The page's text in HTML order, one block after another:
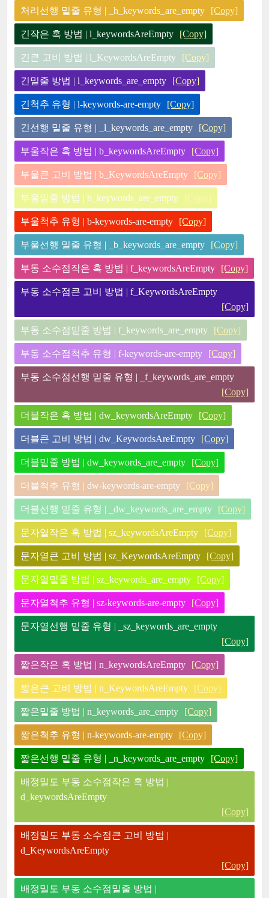
처리선행 밑줄 유형 | _h_keywords_are_empty [Copy]
긴작은 혹 방법 | l_keywordsAreEmpty [Copy]
긴큰 고비 방법 | l_KeywordsAreEmpty [Copy]
긴밑줄 방법 | l_keywords_are_empty [Copy]
긴척추 유형 | l-keywords-are-empty [Copy]
긴선행 밑줄 유형 | _l_keywords_are_empty [Copy]
부울작은 혹 방법 | b_keywordsAreEmpty [Copy]
부울큰 고비 방법 | b_KeywordsAreEmpty [Copy]
부울밑줄 방법 | b_keywords_are_empty [Copy]
부울척추 유형 | b-keywords-are-empty [Copy]
부울선행 밑줄 유형 | _b_keywords_are_empty [Copy]
부동 소수점작은 혹 방법 | f_keywordsAreEmpty [Copy]
부동 소수점큰 고비 방법 | f_KeywordsAreEmpty
[Copy]
부동 소수점밑줄 방법 | f_keywords_are_empty [Copy]
부동 소수점척추 유형 | f-keywords-are-empty [Copy]
부동 소수점선행 밑줄 유형 | _f_keywords_are_empty
[Copy]
더블작은 혹 방법 | dw_keywordsAreEmpty [Copy]
더블큰 고비 방법 | dw_KeywordsAreEmpty [Copy]
더블밑줄 방법 | dw_keywords_are_empty [Copy]
더블척추 유형 | dw-keywords-are-empty [Copy]
더블선행 밑줄 유형 | _dw_keywords_are_empty [Copy]
문자열작은 혹 방법 | sz_keywordsAreEmpty [Copy]
문자열큰 고비 방법 | sz_KeywordsAreEmpty [Copy]
문자열밑줄 방법 | sz_keywords_are_empty [Copy]
문자열척추 유형 | sz-keywords-are-empty [Copy]
문자열선행 밑줄 유형 | _sz_keywords_are_empty
[Copy]
짧은작은 혹 방법 | n_keywordsAreEmpty [Copy]
짧은큰 고비 방법 | n_KeywordsAreEmpty [Copy]
짧은밑줄 방법 | n_keywords_are_empty [Copy]
짧은척추 유형 | n-keywords-are-empty [Copy]
짧은선행 밑줄 유형 | _n_keywords_are_empty [Copy]
배정밀도 부동 소수점작은 혹 방법 |
d_keywordsAreEmpty
[Copy]
배정밀도 부동 소수점큰 고비 방법 |
d_KeywordsAreEmpty
[Copy]
배정밀도 부동 소수점밑줄 방법 |